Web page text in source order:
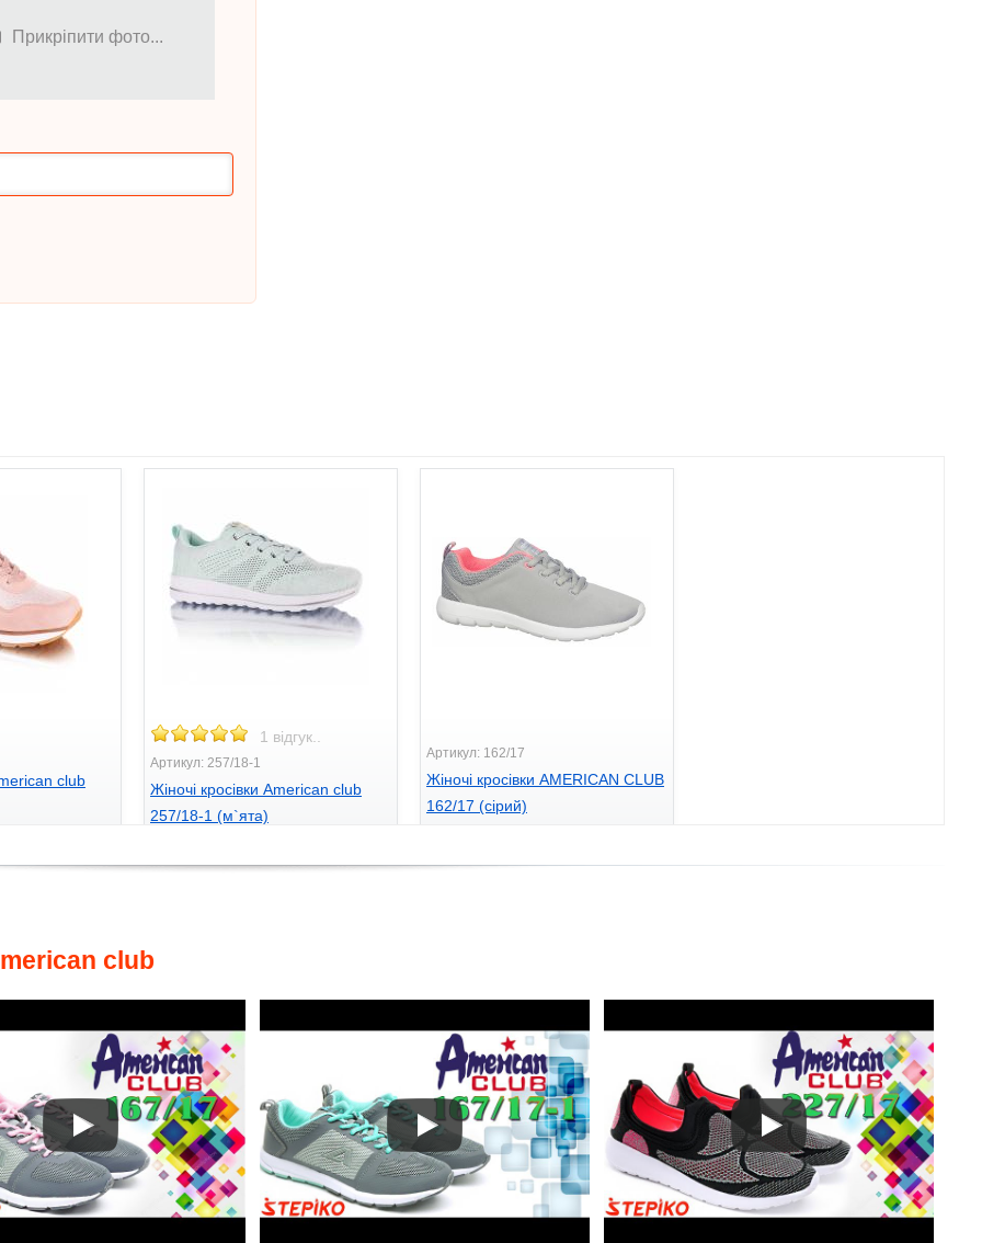
Прикріпити фото...
club
1 відгук..
Артикул: 257/18-1
Жіночі кросівки American club
257/18-1 (м`ята)
705грн.
Артикул: 162/17
Жіночі кросівки AMERICAN CLUB
162/17 (сірий)
club